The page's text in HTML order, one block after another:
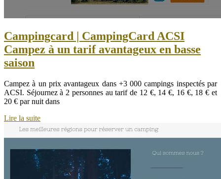
Campingcard | CampingCard ACSI
Campez à un tarif avantageux en basse
saison
Campez à un prix avantageux dans +3 000 campings inspectés par
ACSI. Séjournez à 2 personnes au tarif de 12 €, 14 €, 16 €, 18 € et
20 € par nuit dans
Lire la suite